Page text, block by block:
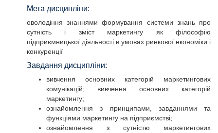
Мета дисципліни:
оволодіння знаннями формування системи знань про
сутність і зміст маркетингу як філософію
підприємницької діяльності в умовах ринкової економіки і
конкуренції
Завдання дисципліни:
вивчення основних категорій маркетингових
комунікацій; вивчення основних категорій
маркетингу;
ознайомлення з принципами, завданнями та
функціями маркетингу на підприємстві;
ознайомлення з сутністю маркетингових